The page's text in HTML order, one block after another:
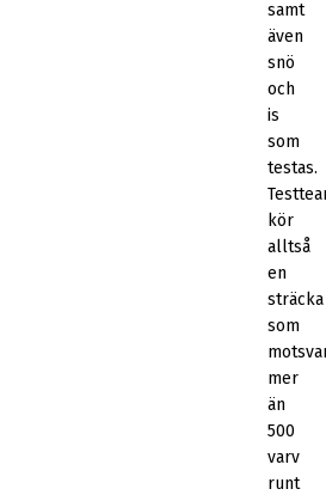
samt
även
snö
och
is
som
testas.
kör
alltså
en
sträcka
som
mer
än
500
varv
runt